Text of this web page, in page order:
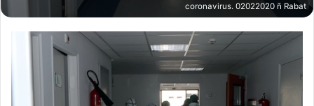
coronavirus. 02022020 ñ Rabat